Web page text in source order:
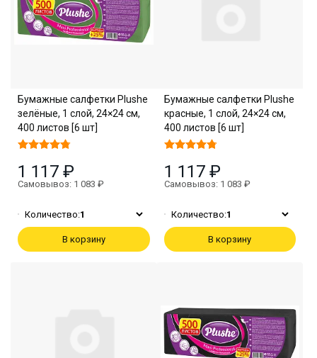
Бумажные салфетки Plushe
зелёные, 1 слой, 24×24 см,
400 листов [6 шт]
1 117 ₽
Самовывоз: 1 083 ₽
Количество:1
В корзину
Бумажные салфетки Plushe
красные, 1 слой, 24×24 см,
400 листов [6 шт]
1 117 ₽
Самовывоз: 1 083 ₽
Количество:1
В корзину